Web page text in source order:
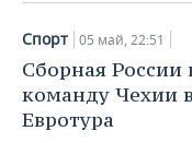
КОРОЛИ
ВУЗЫ ТАТАРСТАНА
КОМУ
ФИНАНСЫ
БАНКИ
БЮДЖЕТ
НОВОСТИ
ПРОМЫШЛЕННОСТИ
АГРОПРОМ
НЕДВИЖИМОСТЬ
НОВОСТИ
АВТО
НОВОСТИ АВТО
БИЗНЕС
Спорт 05 май, 22:51
Сборная
команду Чехии
Евротура